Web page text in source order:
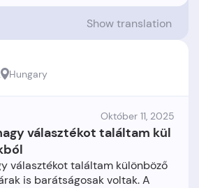
Show translation
Hungary
Október 11, 2025
választékot találtam kül
választékot találtam különböző
is barátságosak voltak. A